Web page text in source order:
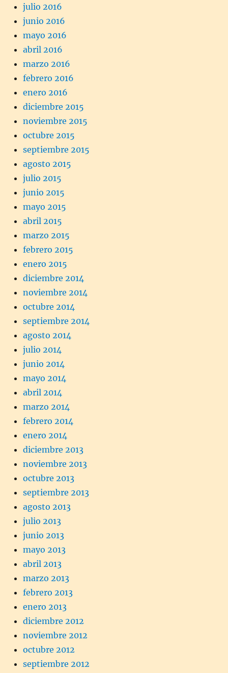
julio 2016
junio 2016
mayo 2016
abril 2016
marzo 2016
febrero 2016
enero 2016
diciembre 2015
noviembre 2015
octubre 2015
septiembre 2015
agosto 2015
julio 2015
junio 2015
mayo 2015
abril 2015
marzo 2015
febrero 2015
enero 2015
diciembre 2014
noviembre 2014
octubre 2014
septiembre 2014
agosto 2014
julio 2014
junio 2014
mayo 2014
abril 2014
marzo 2014
febrero 2014
enero 2014
diciembre 2013
noviembre 2013
octubre 2013
septiembre 2013
agosto 2013
julio 2013
junio 2013
mayo 2013
abril 2013
marzo 2013
febrero 2013
enero 2013
diciembre 2012
noviembre 2012
octubre 2012
septiembre 2012